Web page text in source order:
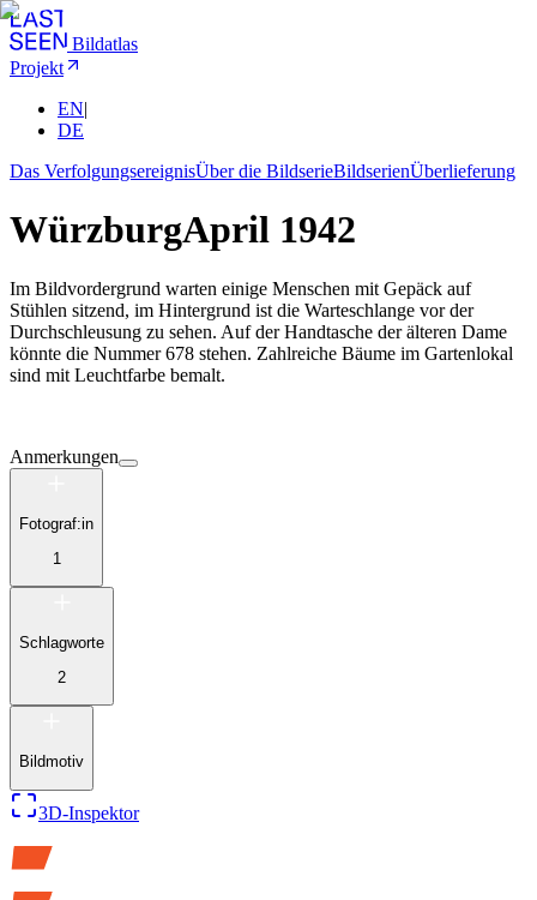
Bildatlas
Projekt
EN|
DE
Das VerfolgungsereignisÜber die BildserieBildserienÜberlieferung
WürzburgApril 1942
Im Bildvordergrund warten einige Menschen mit Gepäck auf
Stühlen sitzend, im Hintergrund ist die Warteschlange vor der
Durchschleusung zu sehen. Auf der Handtasche der älteren Dame
könnte die Nummer 678 stehen. Zahlreiche Bäume im Gartenlokal
sind mit Leuchtfarbe bemalt.
Anmerkungen
Fotograf:in
1
Schlagworte
2
Bildmotiv
3D-Inspektor